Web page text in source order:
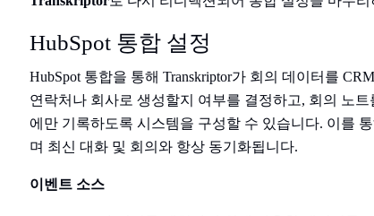
HubSpot 통합 설정
HubSpot 통합을 통해 Transkriptor가 회의 데이터를
연락처나 회사로 생성할지 여부를 결정하고, 회의 노
에만 기록하도록 시스템을 구성할 수 있습니다. 이를
며 최신 대화 및 회의와 항상 동기화됩니다.
이벤트 소스